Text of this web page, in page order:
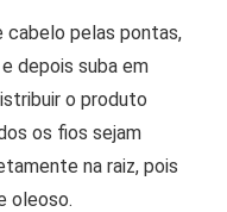
cabelo pelas pontas,
depois suba em
o produto
os fios sejam
na raiz, pois
oleoso.